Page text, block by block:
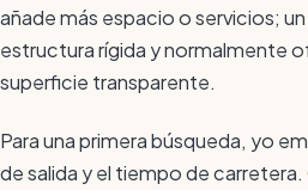
añade más espacio o servicios; un
estructura rígida y normalmente
superficie transparente.
Para una primera búsqueda, yo
de salida y el tiempo de carretera.